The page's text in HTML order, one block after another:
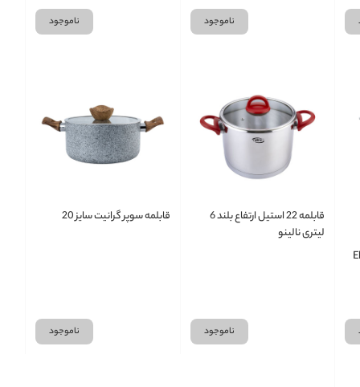
ناموجود ناموجود
قابلمه 22 استیل ارتفاع بلند 6
لیتری نالینو
ناموجود
قابلمه سوپر گرانیت سایز 20
ناموجود